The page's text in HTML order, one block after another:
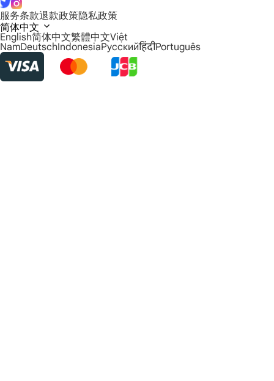
服务条款退款政策隐私政策
简体中文
English简体中文繁體中文Việt
NamDeutschIndonesiaРусскийहिंदीPortuguês